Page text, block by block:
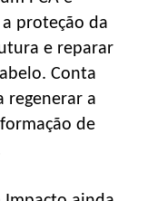
proteção da
e reparar
Conta
regenerar a
de